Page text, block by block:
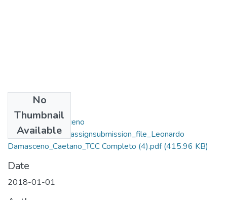
No
Thumbnail
Available
Leonardo Damasceno
Caetano_13684_assignsubmission_file_Leonardo
Damasceno_Caetano_TCC Completo (4).pdf(415.96 KB)
Date
2018-01-01